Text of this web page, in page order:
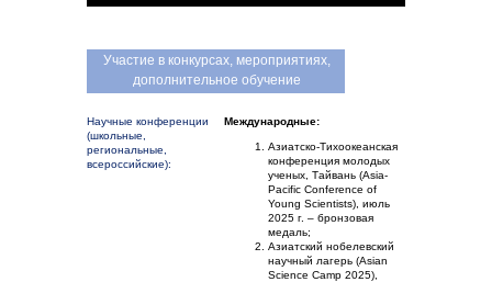
Международные:
Азиатско-Тихоокеанская
конференция молодых
ученых, Тайвань (Asia-
Pacific Conference of
Young Scientists), июль
2025 г. – бронзовая
медаль;
Азиатский нобелевский
научный лагерь (Asian
Science Camp 2025),
Научные конференции
(школьные,
региональные,
всероссийские):
Участие в конкурсах, мероприятиях,
дополнительное обучение